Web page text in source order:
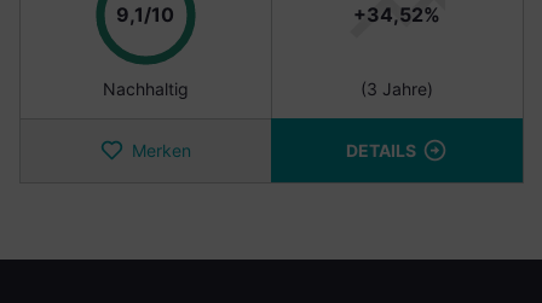
9,1/10 Punkte
Nachhaltig
+34,52%
(3 Jahre)
Merken DETAILS